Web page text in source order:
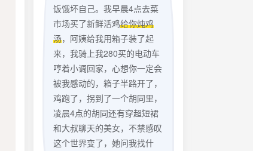
饭饿坏自己。我早晨4点去菜
市场买了新鲜活鸡给你炖鸡
汤，阿姨给我用箱子装了起
来，我骑上我280买的电动车
哼着小调回家，心想你一定会
被我感动的，箱子半路开了，
鸡跑了，拐到了一个胡同里，
凌晨4点的胡同还有穿超短裙
和大叔聊天的美女，不禁感叹
这个世界变了，她问我找什